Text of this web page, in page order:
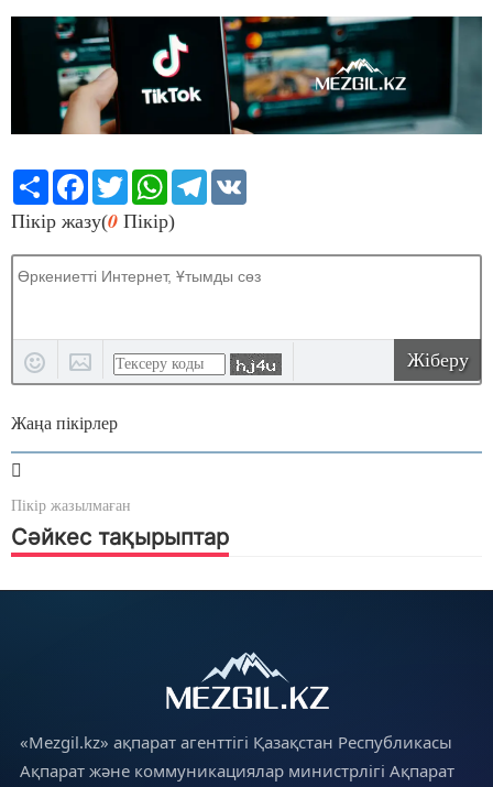
Share Facebook
TwitterWhatsApp
Telegram
Пікір жазу(0 Пікір)
Жіберу
Жаңа пікірлер
Пікір жазылмаған
Сәйкес тақырыптар
«Mezgil.kz» ақпарат агенттігі Қазақстан Республикасы
Ақпарат және коммуникациялар министрлігі Ақпарат